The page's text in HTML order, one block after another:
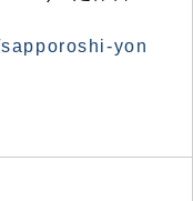
yon